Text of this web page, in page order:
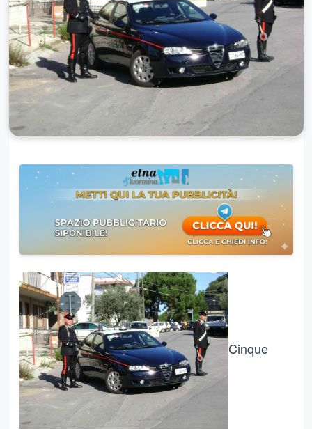
Cinque